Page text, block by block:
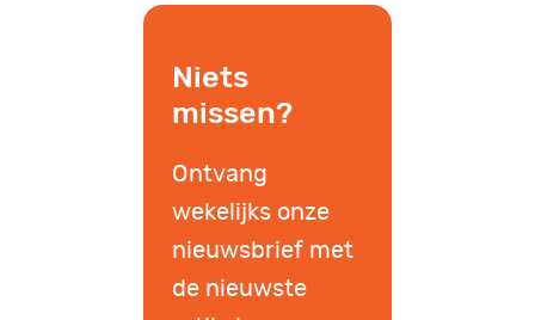
Niets
missen?
Ontvang
wekelijks onze
nieuwsbrief met
de nieuwste